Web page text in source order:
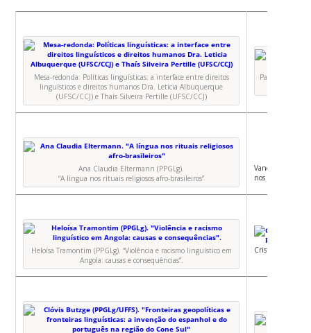
Mesa-redonda: Políticas linguísticas: a interface entre direitos
linguísticos e direitos humanos Dra. Leticia Albuquerque
(UFSC/CCJ) e Thaís Silveira Pertille (UFSC/CCJ)
Palestra – Do
Ana Claudia Eltermann (PPGLg).
“A língua nos rituais religiosos afro-brasileiros”
Vanessa Elsas
nos Movimentos
Heloísa Tramontim (PPGLg). “Violência e racismo linguístico em
Angola: causas e consequências”.
Cristine G